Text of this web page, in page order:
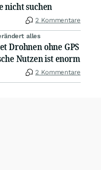
nicht suchen
2 Kommentare
alles
Drohnen ohne GPS
Nutzen ist enorm
2 Kommentare